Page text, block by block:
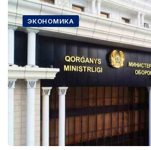
ЭКОНОМИКА